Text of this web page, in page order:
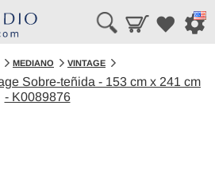
MEDIANO VINTAGE